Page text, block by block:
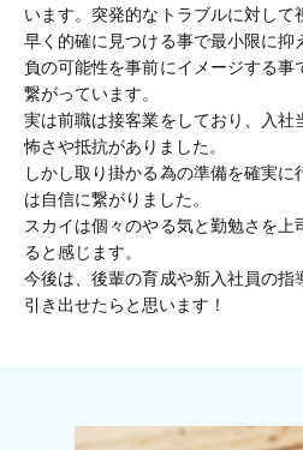
います。突発的なトラブルに対して
早く的確に見つける事で最小限に抑
負の可能性を事前にイメージする事
繋がっています。
実は前職は接客業をしており、入社
怖さや抵抗がありました。
しかし取り掛かる為の準備を確実に
は自信に繋がりました。
スカイは個々のやる気と勤勉さを上
ると感じます。
今後は、後輩の育成や新入社員の指
引き出せたらと思います！